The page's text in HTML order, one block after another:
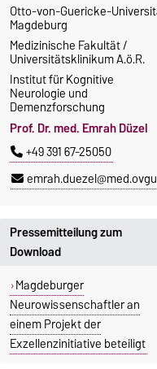
Otto-von-Guericke-
Magdeburg
Medizinische Fakultät /
Universitätsklinikum A.ö.R.
Institut für Kognitive
Neurologie und
Demenzforschung
Prof. Dr. med. Emrah Düzel
+49 391 67-25050
emrah.duezel@med.ovgu.de
Pressemitteilung zum
Download
Magdeburger
Neurowissenschaftler an
einem Projekt der
Exzellenzinitiative beteiligt